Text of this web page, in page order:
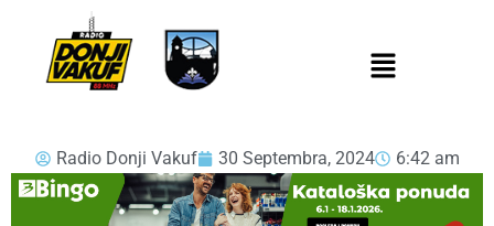
Radio Donji Vakuf 30 Septembra, 2024 6:42 am